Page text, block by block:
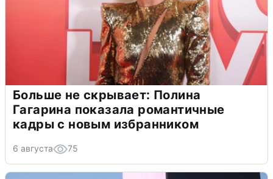
Больше не скрывает: Полина
Гагарина показала романтичные
кадры с новым избранником
6 августа 75